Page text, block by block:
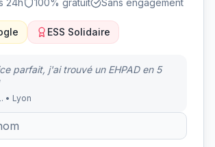
24h 100% gratuit Sans engagement
ESS Solidaire
parfait, j'ai trouvé un EHPAD en 5
• Lyon